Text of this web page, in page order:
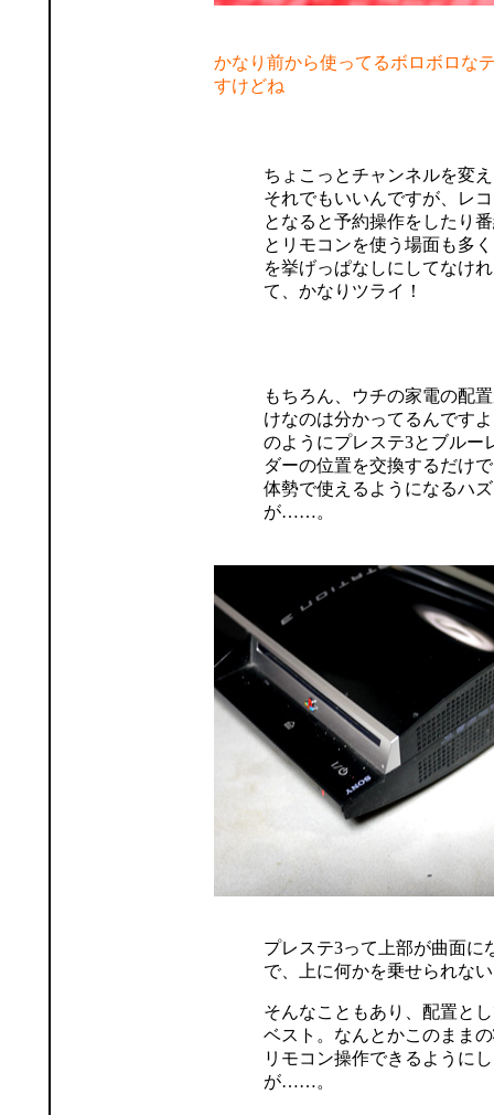
かなり前から使ってるボロボロな
すけどね
ちょこっとチャンネルを変
それでもいいんですが、レ
となると予約操作をしたり
とリモコンを使う場面も多
を挙げっぱなしにしてなけ
て、かなりツライ！
もちろん、ウチの家電の配
けなのは分かってるんです
のようにプレステ3とブルー
ダーの位置を交換するだけ
体勢で使えるようになるハ
が……。
プレステ3って上部が曲面に
で、上に何かを乗せられな
そんなこともあり、配置と
ベスト。なんとかこのまま
リモコン操作できるように
が……。